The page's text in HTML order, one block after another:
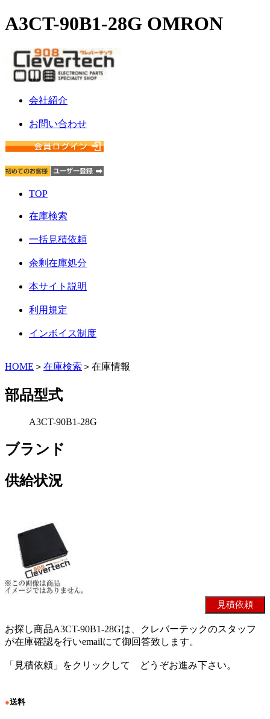
A3CT-90B1-28G OMRON
会社紹介
お問い合わせ
TOP
在庫検索
一括見積依頼
余剰在庫処分
本サイト説明
利用規定
インボイス制度
HOME ＞ 在庫検索 ＞在庫情報
部品型式
A3CT-90B1-28G
ブランド
供給状況
お探し商品A3CT-90B1-28Gは、クレバーテックのスタッフ
が在庫確認を行いemailにて御回答致します。
「見積依頼」をクリックして どうぞお進み下さい。
●送料